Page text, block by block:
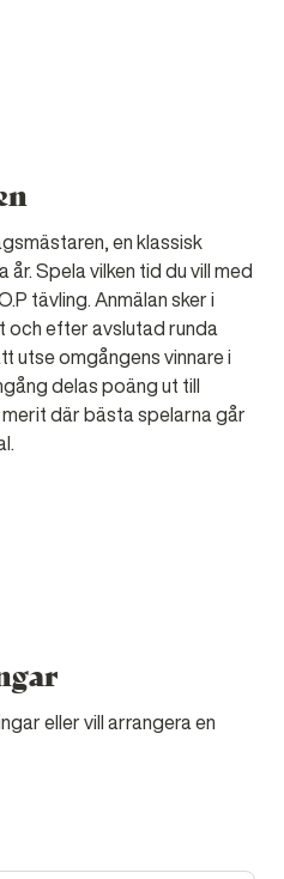
en klassisk
Spela vilken tid du vill med
tävling. Anmälan sker i
och efter avslutad runda
utse omgångens vinnare i
delas poäng ut till
där bästa spelarna går
eller vill arrangera en